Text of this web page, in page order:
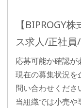
【BIPROGY
ス求人/正社員
応募可能か確認が
現在の募集状況を
問い合わせくださ
当組織では小売